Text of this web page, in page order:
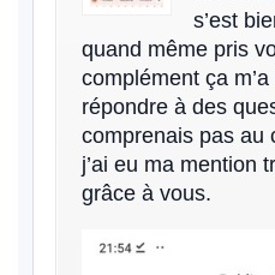
s’est
quand même pris
complément ça
répondre à des
comprenais pas au
j’ai eu ma mention
grâce à vous.